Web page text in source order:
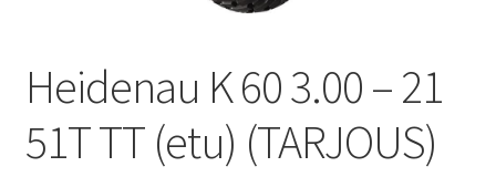
Heidenau K 60 3.00 – 21
51T TT (etu) (TARJOUS)